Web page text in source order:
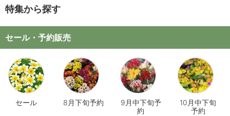
特集から探す
セール・予約販売
セール 8月下旬予約
9月中下旬予
約
10月中下旬
予約